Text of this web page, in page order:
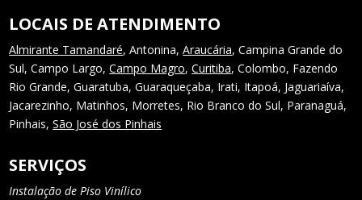
LOCAIS DE ATENDIMENTO
Almirante Tamandaré, Antonina,Araucária, Campina Grande do
Sul, Campo Largo,Campo Magro,Curitiba, Colombo, Fazendo
Rio Grande, Guaratuba, Guaraqueçaba, Irati, Itapoá, Jaguariaíva,
Jacarezinho, Matinhos, Morretes, Rio Branco do Sul, Paranaguá,
Pinhais,São José dos Pinhais
SERVIÇOS
Instalação de Piso Vinílico